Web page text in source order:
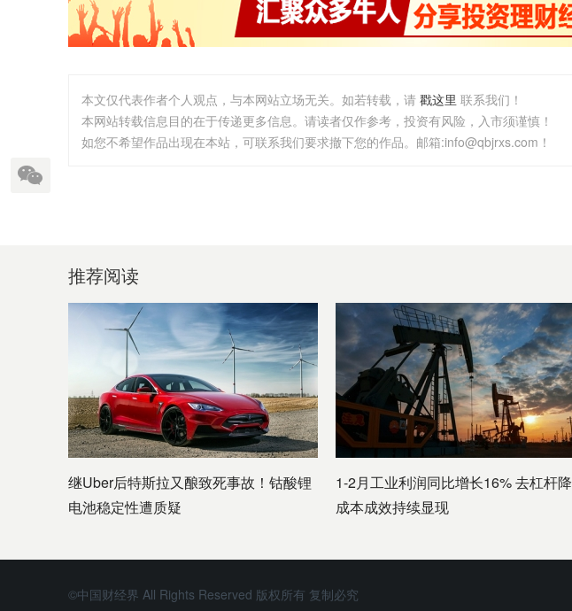
本文仅代表作者个人观点，与本网站立场无关。如若转载，请 戳这里 联系我们！
本网站转载信息目的在于传递更多信息。请读者仅作参考，投资有风险，入市须谨慎！
如您不希望作品出现在本站，可联系我们要求撤下您的作品。邮箱:info@qbjrxs.com！
推荐阅读
继Uber后特斯拉又酿致死事故！钴酸锂
电池稳定性遭质疑
1-2月工业利润同比增长16% 去杠杆降
成本成效持续显现
©中国财经界 All Rights Reserved 版权所有 复制必究